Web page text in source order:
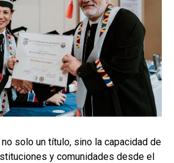
solo un título, sino la capacidad de
y comunidades desde el